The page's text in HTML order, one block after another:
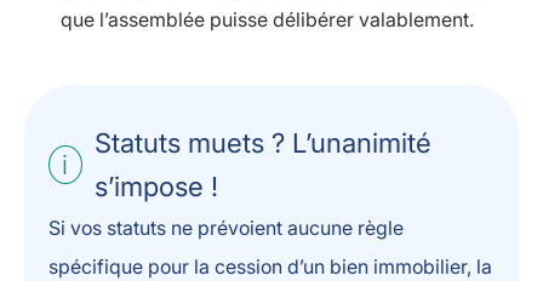
que l’assemblée puisse délibérer valablement.
Statuts muets ? L’unanimité
s’impose !
Si vos statuts ne prévoient aucune règle
spécifique pour la cession d’un bien immobilier, la